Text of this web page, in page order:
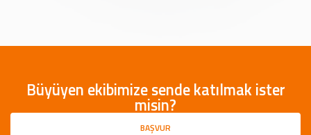
Büyüyen ekibimize sende katılmak ister
misin?
BAŞVUR